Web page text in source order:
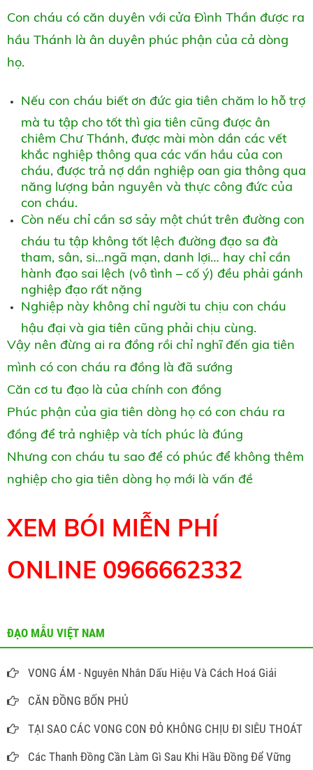
Con cháu có căn duyên với cửa Đình Thần được ra
hầu Thánh là ân duyên phúc phận của cả dòng
họ.
Nếu con cháu biết ơn đức gia tiên chăm lo hỗ trợ
mà tu tập cho tốt thì gia tiên cũng được ân
chiêm Chư Thánh, được mài mòn dần các vết
khắc nghiệp thông qua các vấn hầu của con
cháu, được trả nợ dần nghiệp oan gia thông qua
năng lượng bản nguyên và thực công đức của
con cháu.
Còn nếu chỉ cần sơ sảy một chút trên đường con
cháu tu tập không tốt lệch đường đạo sa đà
tham, sân, si…ngã mạn, danh lợi… hay chỉ cần
hành đạo sai lệch (vô tình – cố ý) đều phải gánh
nghiệp đạo rất nặng
Nghiệp này không chỉ người tu chịu con cháu
hậu đại và gia tiên cũng phải chịu cùng.
Vậy nên đừng ai ra đồng rồi chỉ nghĩ đến gia tiên
mình có con cháu ra đồng là đã sướng
Căn cơ tu đạo là của chính con đồng
Phúc phận của gia tiên dòng họ có con cháu ra
đồng để trả nghiệp và tích phúc là đúng
Nhưng con cháu tu sao để có phúc để không thêm
nghiệp cho gia tiên dòng họ mới là vấn đề
XEM BÓI MIỄN PHÍ
ONLINE 0966662332
ĐẠO MẪU VIỆT NAM
VONG ÁM - Nguyên Nhân Dấu Hiệu Và Cách Hoá Giải
CĂN ĐỒNG BỐN PHỦ
TẠI SAO CÁC VONG CON ĐỎ KHÔNG CHỊU ĐI SIÊU THOÁT
Các Thanh Đồng Cần Làm Gì Sau Khi Hầu Đồng Để Vững